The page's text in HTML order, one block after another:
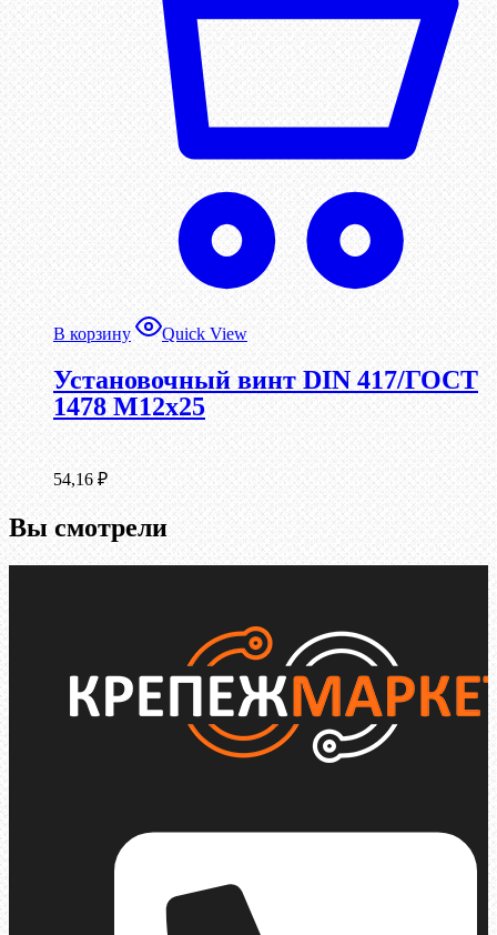
В корзину Quick View
Установочный винт DIN 417/ГОСТ
1478 М12х25
54,16 ₽
Вы смотрели